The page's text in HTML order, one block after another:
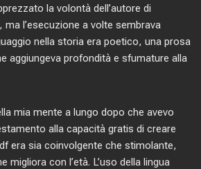
la volontà dell’autore di
l’esecuzione a volte sembrava
nella storia era poetico, una prosa
aggiungeva profondità e sfumature alla
mia mente a lungo dopo che avevo
alla capacità gratis di creare
era sia coinvolgente che stimolante,
migliora con l’età. L’uso della lingua